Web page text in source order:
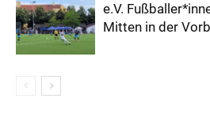
e.V.
Mitten in der